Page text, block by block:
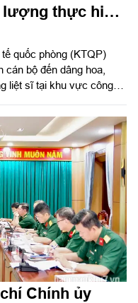
thực hiện
hài cốt liệt sĩ
quốc phòng (KTQP)
bộ đến dâng hoa,
liệt sĩ tại khu vực công
Đoàn trưởng Đoàn
Chính ủy